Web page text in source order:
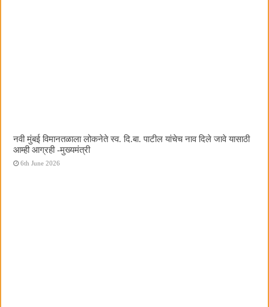
नवी मुंबई विमानतळाला लोकनेते स्व. दि.बा. पाटील यांचेच नाव दिले जावे यासाठी
आम्ही आग्रही -मुख्यमंत्री
6th June 2026